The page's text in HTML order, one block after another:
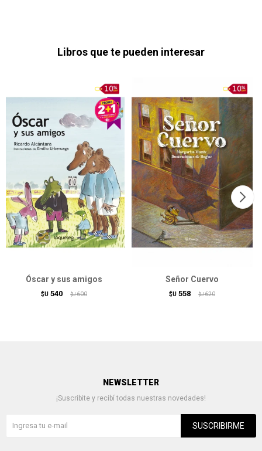
Libros que te pueden interesar
Óscar y sus amigos
$U 540 $U 600
Señor Cuervo
$U 558 $U 620
NEWSLETTER
¡Suscribite y recibí todas nuestras novedades!
SUSCRIBIRME